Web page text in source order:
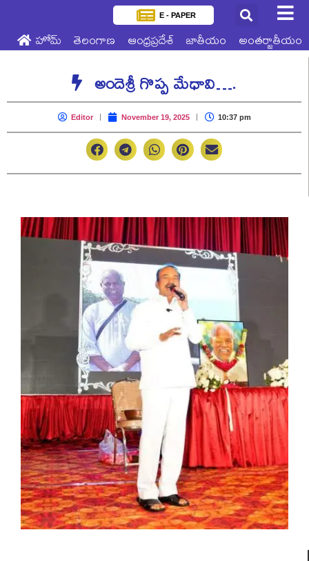
E - PAPER
హోమ్ తెలంగాణ ఆంధ్రప్రదేశ్ జాతీయం అంతర్జాతీయం
అందెశ్రీ గొప్ప మేధావి….
Editor November 19, 2025 10:37 pm